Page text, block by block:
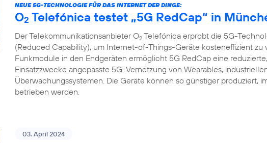
NEUE 5G-TECHNOLOGIE FÜR DAS INTERNET DER DINGE:
O2 Telefónica testet „5G RedCap“ in
Der Telekommunikationsanbieter O2 Telefónica erprobt die 5G-
(Reduced Capability), um Internet-of-Things-Geräte kosteneffizient zu
Funkmodule in den Endgeräten ermöglicht 5G RedCap eine
Einsatzzwecke angepasste 5G-Vernetzung von Wearables,
Überwachungssystemen. Die Geräte können so günstiger produziert,
betrieben werden.
03. April 2024